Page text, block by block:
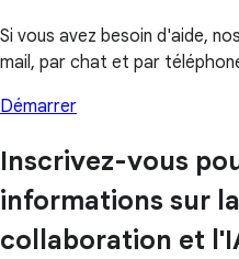
Si vous avez besoin d'aide,
mail, par chat et par
Démarrer
Inscrivez-vous
informations sur
collaboration et